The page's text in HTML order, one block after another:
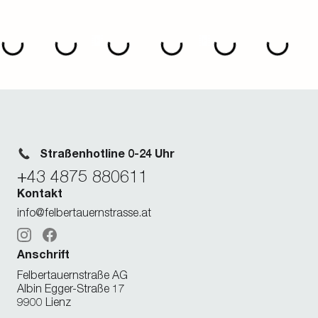
UTA (Union Tank Eckstein), Routex (Trafineo), Shell,
Anschrift
Felbertauernstraße AG
Albin Egger-Straße 17
9900 Lienz
Kontakt
info@felbertauernstrasse.at
InstagramFacebook
Straßenhotline 0-24 Uhr
+43 4875 880611